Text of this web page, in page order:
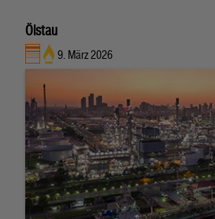
Ölstau
9. März 2026